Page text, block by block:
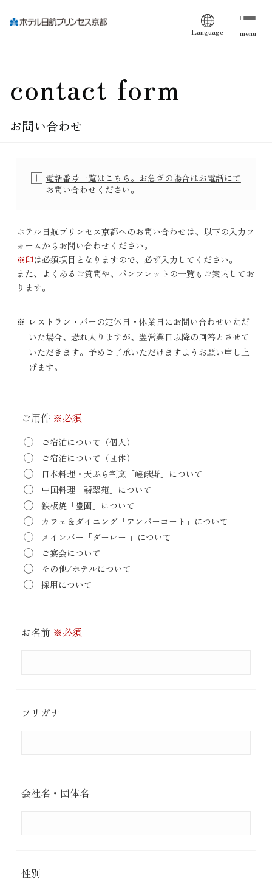
Language menu
contact form
お問い合わせ
電話番号一覧はこちら。お急ぎの場合はお電話にて
お問い合わせください。
ホテル日航プリンセス京都へのお問い合わせは、以下の入力フ
ォームからお問い合わせください。
※印は必須項目となりますので、必ず入力してください。
また、 よくあるご質問や、 パンフレット の一覧もご案内してお
ります。
レストラン・バーの定休日・休業日にお問い合わせいただ
いた場合、恐れ入りますが、翌営業日以降の回答とさせて
いただきます。予めご了承いただけますようお願い申し上
げます。
ご用件 ※必須
ご宿泊について（個人）
ご宿泊について（団体）
日本料理・天ぷら割烹「嵯峨野」について
中国料理「翡翠苑」について
鉄板焼「豊園」について
カフェ＆ダイニング「アンバーコート」について
メインバー「ダーレー 」について
ご宴会について
その他/ホテルについて
採用について
お名前 ※必須
フリガナ
会社名・団体名
性別